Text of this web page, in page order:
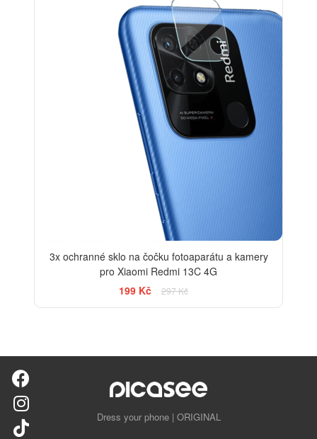
-33%
3x ochranné sklo na čočku fotoaparátu a kamery
pro Xiaomi Redmi 13C 4G
199 Kč
297 Kč
Dress your phone | ORIGINAL